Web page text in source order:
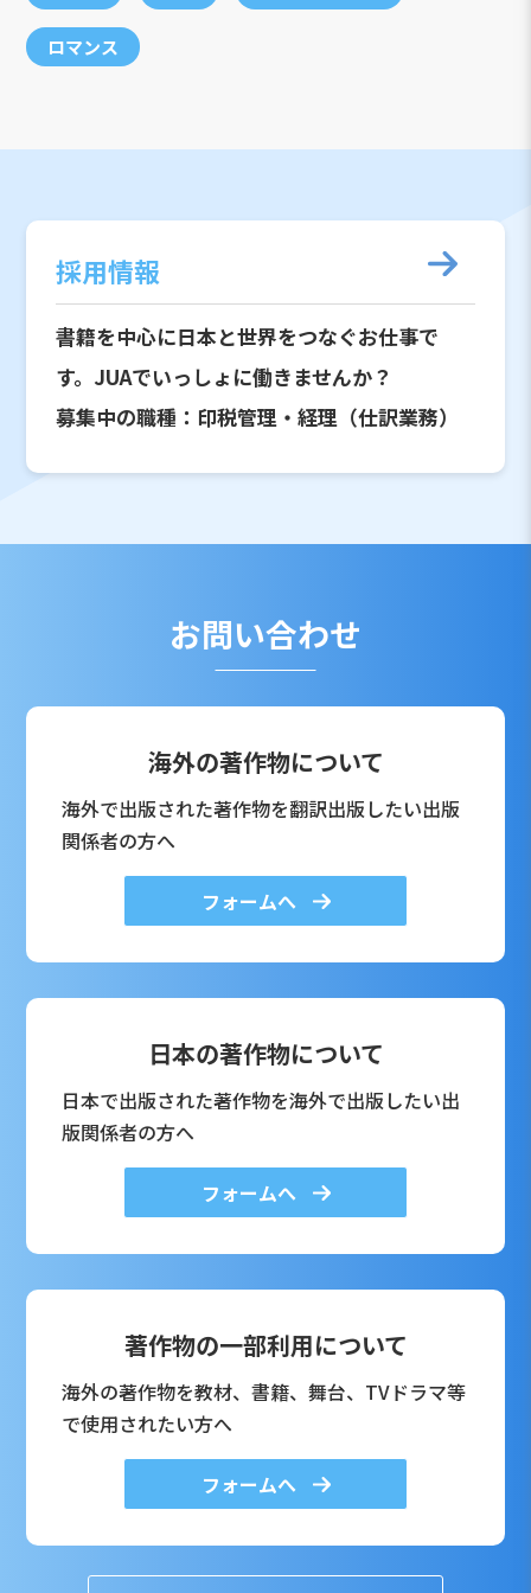
ロマンス
採用情報
書籍を中心に日本と世界をつなぐお仕事で
す。JUAでいっしょに働きませんか？
募集中の職種：印税管理・経理（仕訳業務）
お問い合わせ
海外の著作物について
海外で出版された著作物を翻訳出版したい出版
関係者の方へ
フォームへ
日本の著作物について
日本で出版された著作物を海外で出版したい出
版関係者の方へ
フォームへ
著作物の一部利用について
海外の著作物を教材、書籍、舞台、TVドラマ等
で使用されたい方へ
フォームへ